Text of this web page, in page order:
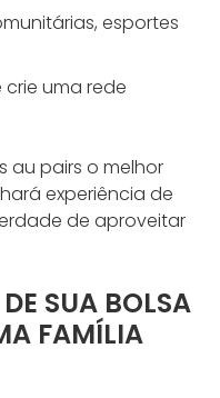
esportes
uma rede
au pairs o melhor
experiência de
de aproveitar
SUA BOLSA
FAMÍLIA